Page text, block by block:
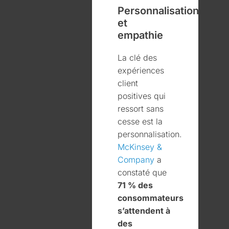
Personnalisation
et
empathie
La clé des
expériences
client
positives qui
ressort sans
cesse est la
personnalisation.
McKinsey &
Company a
constaté que
71 % des
consommateurs
s’attendent à
des